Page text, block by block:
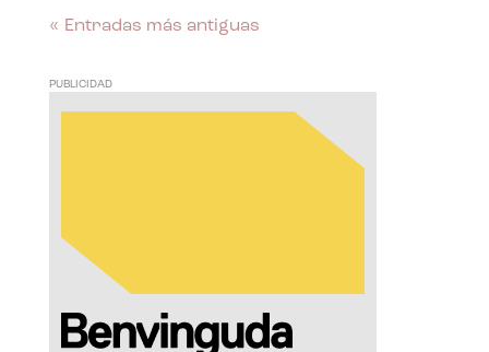
« Entradas más antiguas
PUBLICIDAD